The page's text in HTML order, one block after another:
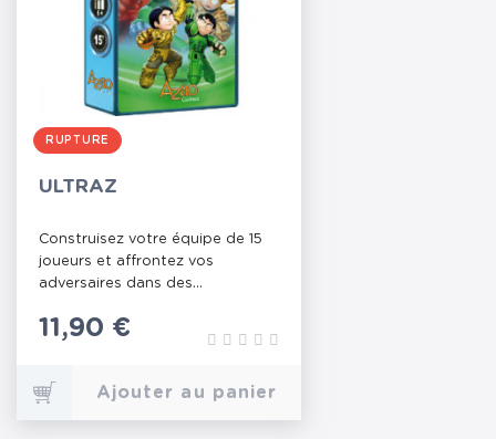
RUPTURE
ULTRAZ
Construisez votre équipe de 15
joueurs et affrontez vos
adversaires dans des...
Prix
11,90 €
Ajouter au panier